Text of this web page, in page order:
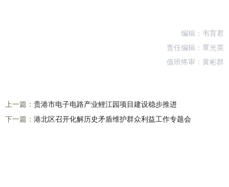
编辑：韦育君
责任编辑：覃光英
值班终审：黄彬群
上一篇： 贵港市电子电路产业鲤江园项目建设稳步推进
下一篇： 港北区召开化解历史矛盾维护群众利益工作专题会